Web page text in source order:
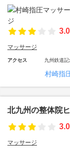
マッサージ
アクセス 九州鉄道
村崎指
北九州の整体院
マッサージ